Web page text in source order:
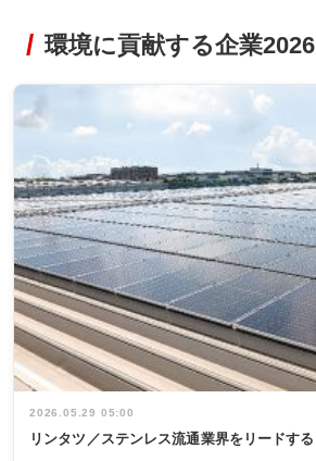
環境に貢献する企業2026
2026.05.29 05:00
リンタツ／ステンレス流通業界をリードする